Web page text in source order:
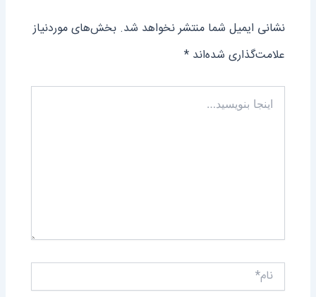
نشانی ایمیل شما منتشر نخواهد شد. بخش‌های موردنیاز
علامت‌گذاری شده‌اند*
اینجا
نام*